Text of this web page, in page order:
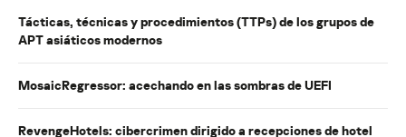
Tácticas, técnicas y procedimientos (TTPs) de los grupos de
APT asiáticos modernos
MosaicRegressor: acechando en las sombras de UEFI
RevengeHotels: cibercrimen dirigido a recepciones de hotel